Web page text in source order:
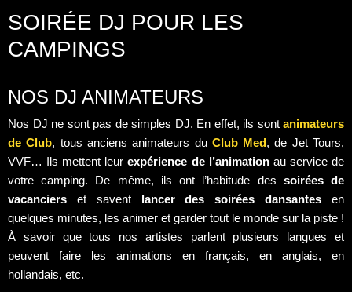
SOIRÉE DJ POUR LES
CAMPINGS
NOS DJ ANIMATEURS
Nos DJ ne sont pas de simples DJ. En effet, ils sont animateurs
de Club, tous anciens animateurs du Club Med, de Jet Tours,
VVF… Ils mettent leurexpérience de l’animationau service de
votre camping. De même, ils ont l’habitude des soirées de
vacanciers et savent lancer des soirées dansantes en
quelques minutes, les animer et garder tout le monde sur la piste !
À savoir que tous nos artistes parlent plusieurs langues et
peuvent faire les animations en français, en anglais, en
hollandais, etc.